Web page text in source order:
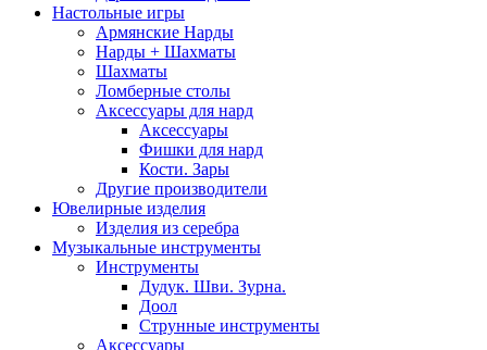
Настольные игры
Армянские Нарды
Нарды + Шахматы
Шахматы
Ломберные столы
Аксессуары для нард
Аксессуары
Фишки для нард
Кости. Зары
Другие производители
Ювелирные изделия
Изделия из серебра
Музыкальные инструменты
Инструменты
Дудук. Шви. Зурна.
Доол
Струнные инструменты
Аксессуары